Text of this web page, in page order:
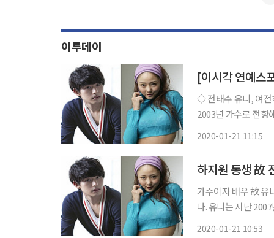
이투데이
◇ 전태수 유니, 여전히 안타까운 스타 1996년
2003년 가수로 전향
2020-01-21 11:15
가수이자 배우 故 유
다. 유니는 지난 2007년 1월21일 인천 서구 마전동 모 아파트에서 숨진 채 발견됐다. 향년 26
2020-01-21 10:53